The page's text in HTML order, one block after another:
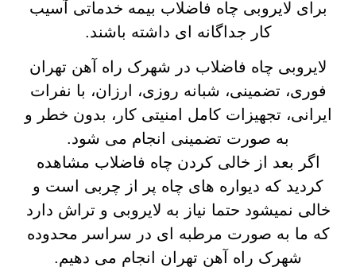
برای لایروبی چاه فاضلاب بیمه خدماتی آسیب
کار جداگانه ای داشته باشند.
لایروبی چاه فاضلاب در شهرک راه آهن تهران
فوری، تضمینی، شبانه روزی، ارزان، با نفرات
ایرانی، تجهیزات کامل امنیتی کار، بدون خطر و
به صورت تضمینی انجام می شود.
اگر بعد از خالی کردن چاه فاضلاب مشاهده
کردید که دیواره های چاه پر از چربی است و
خالی نمیشود حتما نیاز به لایروبی و تراش دارد
که ما به صورت مرطبه ای در سراسر محدوده
شهرک راه آهن تهران انجام می دهیم.